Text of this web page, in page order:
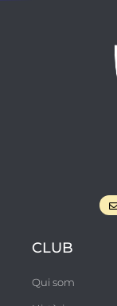
CLUB
Qui som